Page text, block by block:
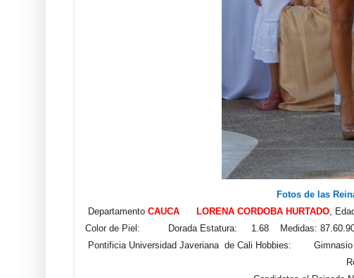
Fotos de las
Departamento CAUCA LORENA CORDOBA HURTADO ,
Color de Piel: Dorada Estatura: 1.68 Medidas: 87.60.90
Pontificia Universidad Javeriana de Cali Hobbies: